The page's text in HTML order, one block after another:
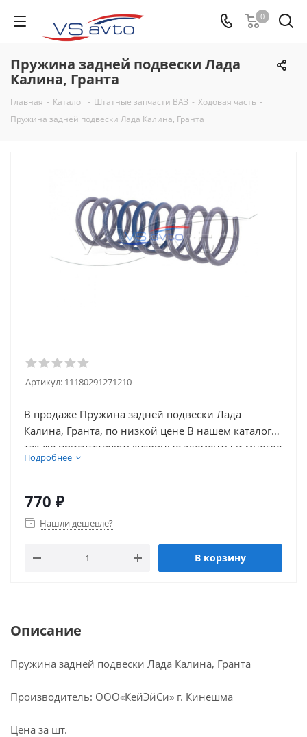
0
Пружина задней подвески Лада
Калина, Гранта
Главная - Каталог - Штатные запчасти ВАЗ - Ходовая часть -
Пружина задней подвески Лада Калина, Гранта
Артикул: 11180291271210
В продаже Пружина задней подвески Лада
Калина, Гранта, по низкой цене В нашем каталоге
так же присутствуют: кузовные элементы и многое
другое для восстановления вашего автомобиля
производителя.
Подробнее
770 ₽
Нашли дешевле?
В корзину
Описание
Пружина задней подвески Лада Калина, Гранта
Производитель: ООО«КейЭйСи» г. Кинешма
Цена за шт.